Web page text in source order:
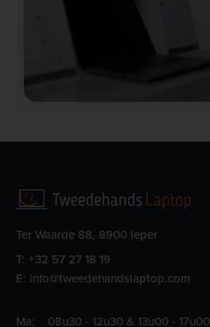
Ter Waarde 88, 8900 Ieper
T: +32 57 27 18 19
E: info@tweedehandslaptop.com
Ma:
08u30 - 12u30 & 13u00 - 17u00